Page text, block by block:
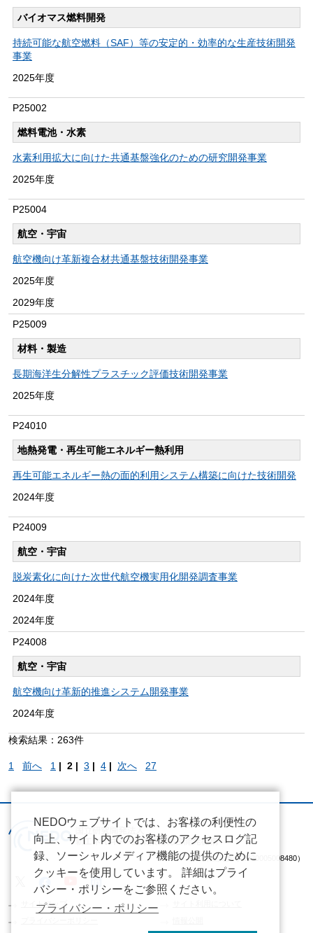
バイオマス燃料開発
持続可能な航空燃料（SAF）等の安定的・効率的な生産技術開発
事業
2025年度
P25002
燃料電池・水素
水素利用拡大に向けた共通基盤強化のための研究開発事業
2025年度
P25004
航空・宇宙
航空機向け革新複合材共通基盤技術開発事業
2025年度
2029年度
P25009
材料・製造
長期海洋生分解性プラスチック評価技術開発事業
2025年度
P24010
地熱発電・再生可能エネルギー熱利用
再生可能エネルギー熱の面的利用システム構築に向けた技術開発
2024年度
P24009
航空・宇宙
脱炭素化に向けた次世代航空機実用化開発調査事業
2024年度
2024年度
P24008
航空・宇宙
航空機向け革新的推進システム開発事業
2024年度
検索結果：263件
1 前へ 1 | 2 | 3 | 4 | 次へ 27
（法人番号 2020005008480）
サイトマップ
NEDOウェブサイトでは、お客様の利便性の
向上、サイト内でのお客様のアクセスログ記
録、ソーシャルメディア機能の提供のために
クッキーを使用しています。 詳細はプライ
バシー・ポリシーをご参照ください。
プライバシー・ポリシー